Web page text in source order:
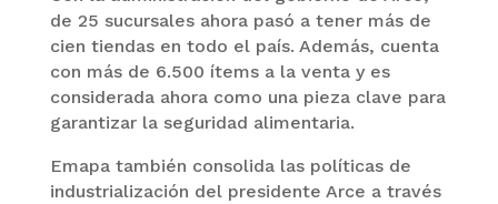
de 25 sucursales ahora pasó a tener más de
cien tiendas en todo el país. Además, cuenta
con más de 6.500 ítems a la venta y es
considerada ahora como una pieza clave para
garantizar la seguridad alimentaria.
Emapa también consolida las políticas de
industrialización del presidente Arce a través